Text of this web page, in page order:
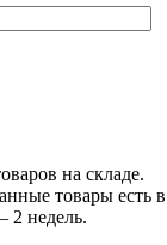
на складе.
товары есть в
2 недель.